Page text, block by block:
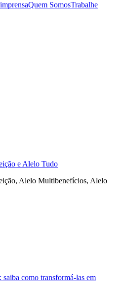
Quem SomosTrabalhe
e Alelo Tudo
Alelo Multibenefícios, Alelo
como transformá-las em